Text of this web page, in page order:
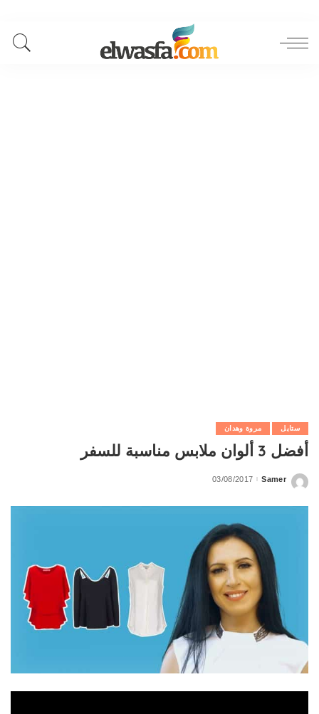
ستايل مروة وهدان
أفضل 3 ألوان ملابس مناسبة للسفر
Posted
Samer
03/08/2017